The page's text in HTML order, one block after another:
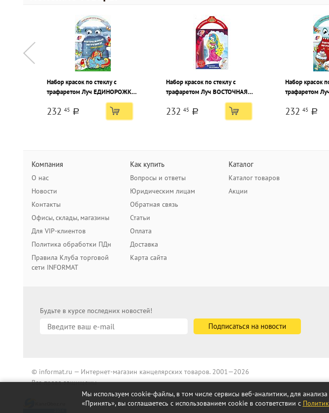
Набор красок по стеклу с
трафаретом Луч ЕДИНОРОЖКИ
ассорти 6 цветов по 5 мл
232 45 a
Набор красок по стеклу с
трафаретом Луч ВОСТОЧНАЯ
КРАСАВИЦА ассорти 6 цветов
по 5 мл
232 45 a
Набор красок
трафаретом
ассорти 6
232 45 a
Компания
О нас
Новости
Контакты
Офисы, склады, магазины
Для VIP-клиентов
Политика обработки ПДн
Правила Клуба торговой
сети INFORMAT
Как купить
Вопросы и ответы
Юридическим лицам
Обратная связь
Статьи
Оплата
Доставка
Карта сайта
Каталог
Каталог товаров
Акции
Будьте в курсе последних новостей!
© informat.ru — Интернет-магазин канцелярских товаров. 2001—2026
Все права защищены
Мы используем cookie-файлы, в том числе сервисы веб-аналитики, для
«Принять», вы соглашаетесь с использованием cookie в соответствии с